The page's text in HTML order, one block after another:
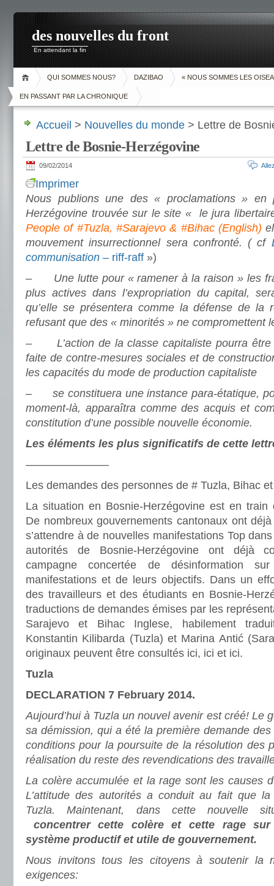
des nouvelles du front
En attendant la fin
QUI SOMMES NOUS? DAZIBAO « NOUS SOMMES LES
EN PASSANT PAR LA CHRONIQUE
Accueil > Nouvelles du monde > Lettre de
Lettre de Bosnie-Herzégovine
09/02/2014
Imprimer
Nous publions une des « proclamations » en
Herzégovine trouvée sur le site « le jura
People of #Tuzla, #Sarajevo & #Bihac (English)
mouvement insurrectionnel sera confronté. ( cf
communisation – riff-raff »)
– Une lutte pour « ramener à la raison » les
plus actives dans l’expropriation du capital,
qu’elle se présentera comme la défense de la
refusant que des « minorités » ne compromettent
– L’action de la classe capitaliste pourra
faite de contre-mesures sociales et de
les capacités du mode de production capitaliste
–se constituera une instance para-étatique,
moment-là, apparaîtra comme des acquis et
constitution d’une possible nouvelle économie.
Les éléments les plus significatifs de cette
———————–
Les demandes des personnes de # Tuzla, Bihac
La situation en Bosnie-Herzégovine est en train
De nombreux gouvernements cantonaux ont
s’attendre à de nouvelles manifestations Top
autorités de Bosnie-Herzégovine ont déjà
campagne concertée de désinformation
manifestations et de leurs objectifs. Dans un
des travailleurs et des étudiants en Bosnie-
traductions de demandes émises par les
Sarajevo et Bihac Inglese, habilement
Konstantin Kilibarda (Tuzla) et Marina Antić
originaux peuvent être consultés ici, ici et ici.
Tuzla
DECLARATION 7 February 2014.
Aujourd’hui à Tuzla un nouvel avenir est créé!Le
sa démission, qui a été la première demande
conditions pour la poursuite de la résolution des
réalisation du reste des revendications des
La colère accumulée et la rage sont les causes
L’attitude des autorités a conduit au fait que
Tuzla. Maintenant, dans cette nouvelle
concentrer cette colère et cette rage sur
système productif et utile de gouvernement.
Nous invitons tous les citoyens à soutenir
exigences: